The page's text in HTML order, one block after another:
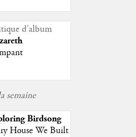
d'album
semaine
Birdsong
House We Built